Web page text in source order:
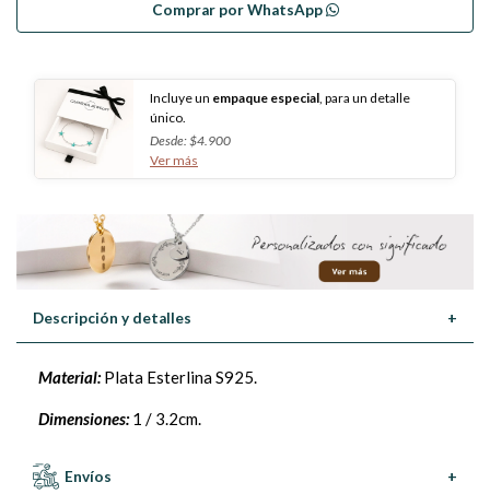
Comprar por WhatsApp
Incluye un empaque especial , para un detalle
único.
Desde: $4.900
Ver más
Descripción y detalles +
Material: Plata Esterlina S925.
Dimensiones: 1 / 3.2cm.
Envíos +